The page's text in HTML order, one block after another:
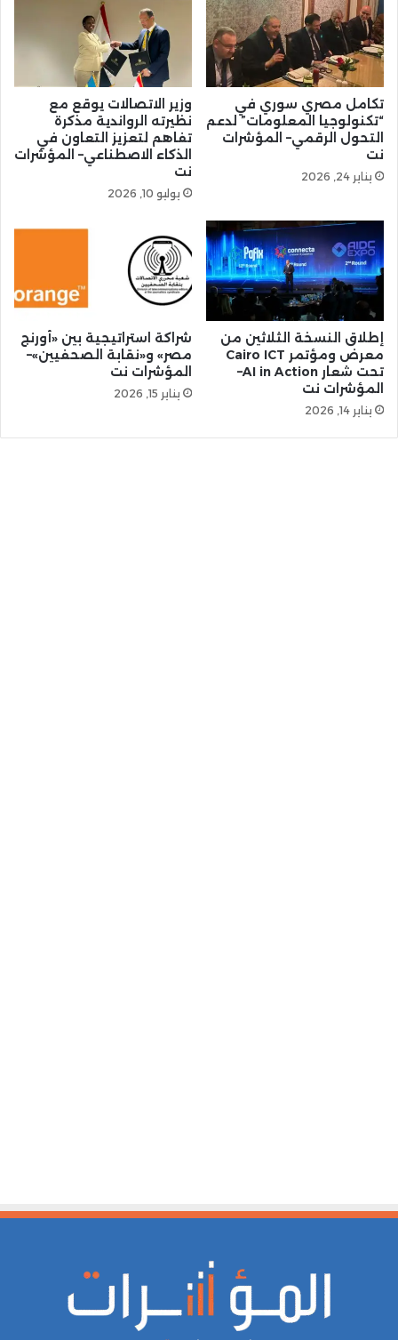
تكامل مصري سوري في
“تكنولوجيا المعلومات” لدعم
التحول الرقمي– المؤشرات
نت
يناير 24, 2026
وزير الاتصالات يوقع مع
نظيرته الرواندية مذكرة
تفاهم لتعزيز التعاون في
الذكاء الاصطناعي– المؤشرات
نت
يوليو 10, 2026
إطلاق النسخة الثلاثين من
معرض ومؤتمر Cairo ICT
تحت شعار AI in Action–
المؤشرات نت
يناير 14, 2026
شراكة استراتيجية بين «أورنج
مصر» و«نقابة الصحفيين»–
المؤشرات نت
يناير 15, 2026